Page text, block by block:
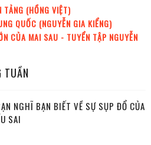
TẢNG (HỒNG VIỆT)
QUỐC (NGUYỄN GIA KIỂNG)
CỦA MAI SAU - TUYỂN TẬP NGUYỄN
TUẦN
NGHĨ BẠN BIẾT VỀ SỰ SỤP ĐỔ CỦA
SAI